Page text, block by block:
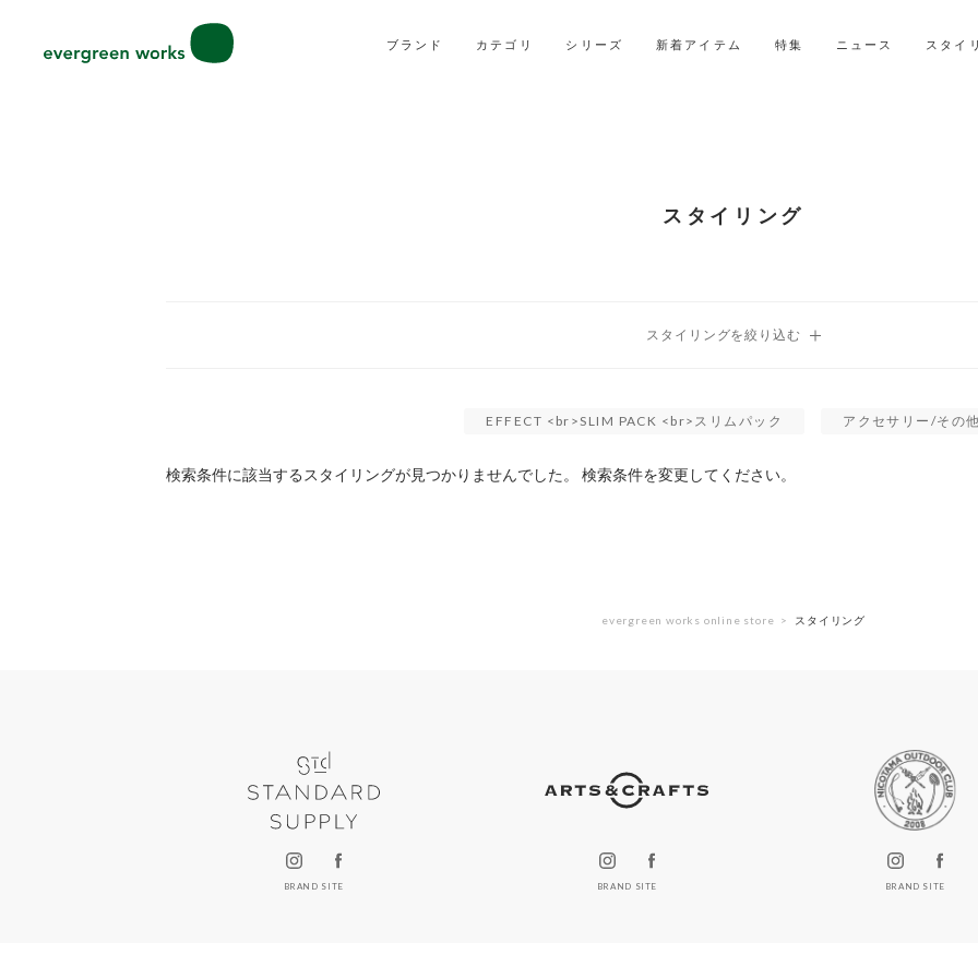
ブランド
カテゴリ シリーズ 新着アイテム 特集 ニュース スタイ
スタイリング
EFFECT <br>SLIM PACK <br>スリムパック アクセサリー/その他
検索条件に該当するスタイリングが見つかりませんでした。 検索条件を変更してください。
evergreen works online store スタイリング
BRAND SITE BRAND SITE BRAND SITE